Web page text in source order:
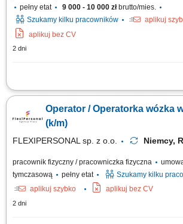
pełny etat
9 000 - 10 000 złbrutto/mies.
Szukamy kilku pracowników
aplikuj
aplikuj bez CV
2 dni
Zakres obowiązków obsługa wózka widłowego lub
produkcji; realizacja zadań logistycznych na terenie
prawo jazdy wymagane od każdego kandydata;
Operator / Operatorka wózka
(k/m)
FLEXIPERSONAL sp. z o.o. Niemcy,
pracownik fizyczny / pracowniczka fizyczna
tymczasową
pełny etat
Szukamy kilku
aplikuj szybko
aplikuj bez CV
2 dni